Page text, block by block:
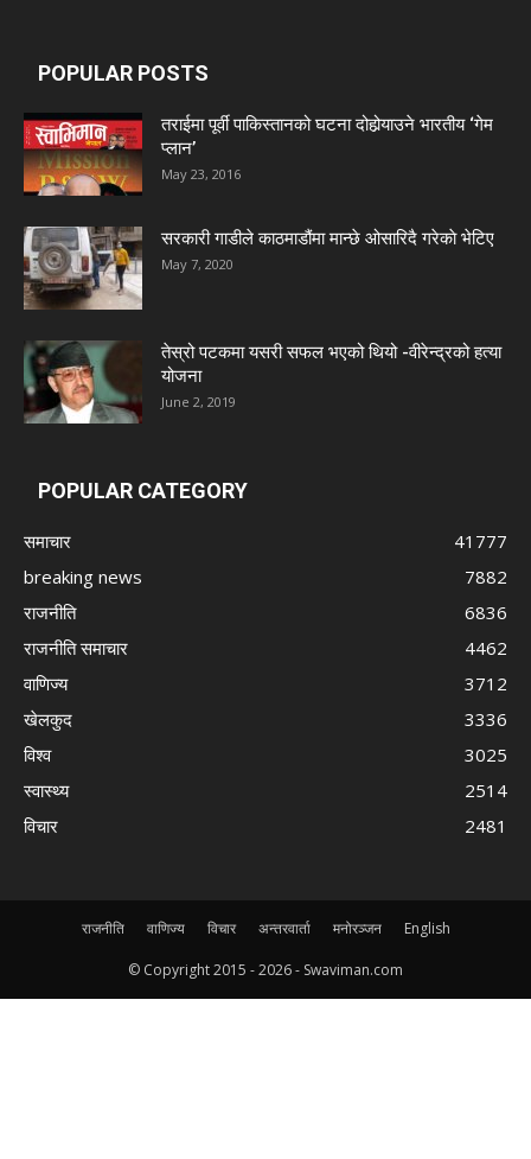
POPULAR POSTS
तराईमा पूर्वी पाकिस्तानको घटना दोहोर्‍याउने भारतीय ‘गेम
प्लान’
May 23, 2016
सरकारी गाडीले काठमाडौंमा मान्छे ओसारिदै गरेकाे भेटिए
May 7, 2020
तेस्रो पटकमा यसरी सफल भएको थियो -वीरेन्द्रको हत्या
योजना
June 2, 2019
POPULAR CATEGORY
समाचार
41777
breaking news
7882
राजनीति
6836
राजनीति समाचार
4462
वाणिज्य
3712
खेलकुद
3336
विश्व
3025
स्वास्थ्य
2514
विचार
2481
राजनीति वाणिज्य विचार अन्तरवार्ता मनोरञ्जन English
© Copyright 2015 -2026 - Swaviman.com